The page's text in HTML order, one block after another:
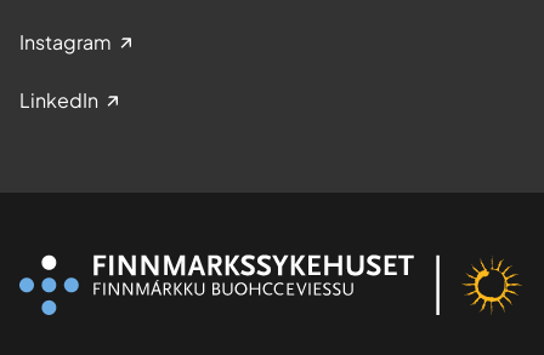
Instagram
LinkedIn